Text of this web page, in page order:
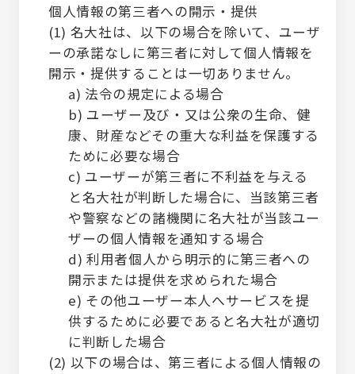
個人情報の第三者への開示・提供
(1) 名大社は、以下の場合を除いて、ユーザ
ーの承諾なしに第三者に対して個人情報を
開示・提供することは一切ありません。
a) 法令の規定による場合
b) ユーザー及び・又は公衆の生命、健
康、財産などその重大な利益を保護する
ために必要な場合
c) ユーザーが第三者に不利益を与える
と名大社が判断した場合に、当該第三者
や警察などの諸機関に名大社が当該ユー
ザーの個人情報を通知する場合
d) 利用者個人から明示的に第三者への
開示または提供を求められた場合
e) その他ユーザー本人へサービスを提
供するために必要であると名大社が適切
に判断した場合
(2) 以下の場合は、第三者による個人情報の